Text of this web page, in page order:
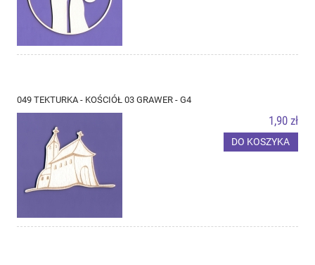
049 TEKTURKA - KOŚCIÓŁ 03 GRAWER - G4
1,90 zł
DO KOSZYKA